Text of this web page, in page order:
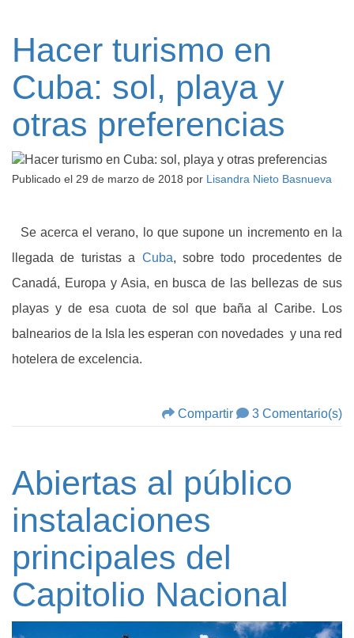
Hacer turismo en
Cuba: sol, playa y
otras preferencias
Publicado el 29 de marzo de 2018 por Lisandra Nieto Basnueva
Se acerca el verano, lo que supone un incremento en la
llegada de turistas a Cuba, sobre todo procedentes de
Canadá, Europa y Asia, en busca de las bellezas de sus
playas y de esa cuota de sol que baña al Caribe. Los
balnearios de la Isla les esperan con novedades y una red
hotelera de excelencia.
Compartir 3 Comentario(s)
Abiertas al público
instalaciones
principales del
Capitolio Nacional